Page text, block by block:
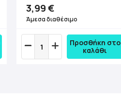
3,99 €
Άμεσα διαθέσιμο
Προσθήκη στο
καλάθι